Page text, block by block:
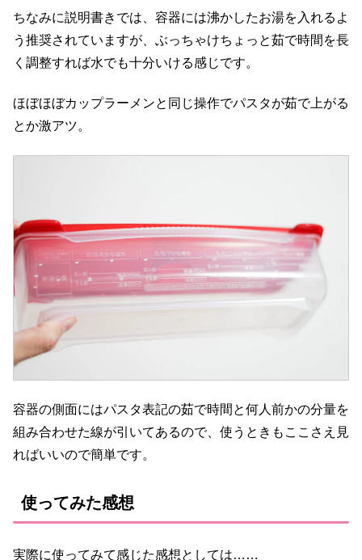
ちなみに説明書きでは、容器には沸かしたお湯を入れるよ
う推奨されていますが、ぶっちゃけちょっと茹で時間を長
く調整すれば水でも十分いける感じです。
ほぼほぼカップラーメンと同じ操作でパスタが茹で上がる
とか激アツ。
容器の側面にはパスタ表記の茹で時間と何人前かの分量を
組み合わせた線が引いてあるので、使うときもここさえ見
ればいいので簡単です。
使ってみた感想
実際に使ってみて感じた感想としては……